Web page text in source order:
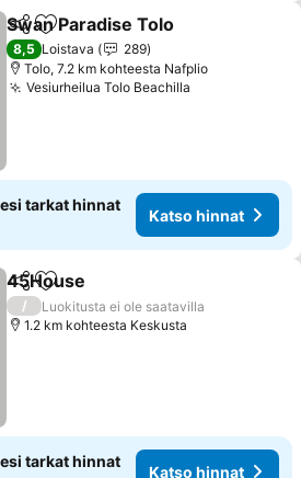
Jaa Lisää suosikkeihin
Swan Paradise Tolo
8,5 Loistava
289
Tolo, 7.2 km kohteesta Nafplio
Vesiurheilua Tolo Beachilla
tarkat hinnat
Katso hinnat
Jaa Lisää suosikkeihin
45House
/
Luokitusta ei ole saatavilla
1.2 km kohteesta Keskusta
tarkat hinnat
Katso hinnat